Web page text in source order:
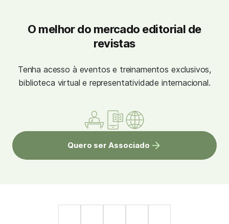
O melhor do mercado editorial de
revistas
Tenha acesso à eventos e treinamentos exclusivos,
biblioteca virtual e representatividade internacional.
Quero ser Associado